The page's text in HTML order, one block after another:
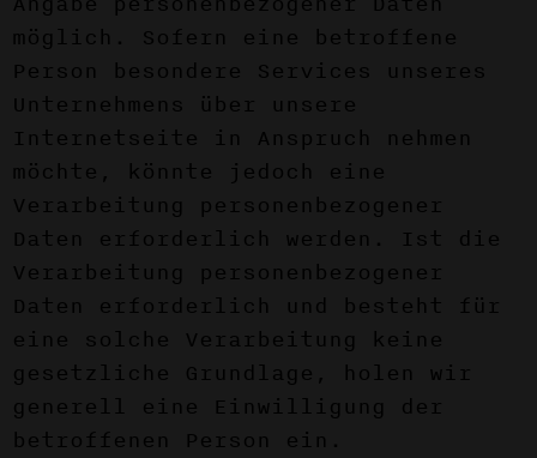
möglich. Sofern eine betroffene
Person besondere Services unseres
Unternehmens über unsere
Internetseite in Anspruch nehmen
möchte, könnte jedoch eine
Verarbeitung personenbezogener
Daten erforderlich werden. Ist die
Verarbeitung personenbezogener
Daten erforderlich und besteht für
eine solche Verarbeitung keine
gesetzliche Grundlage, holen wir
generell eine Einwilligung der
betroffenen Person ein.